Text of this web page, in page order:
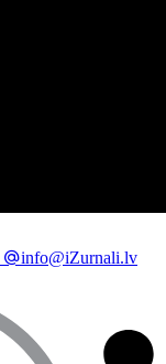
info@iZurnali.lv